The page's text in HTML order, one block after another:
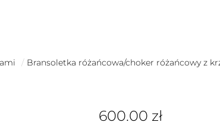
/ Bransoletka różańcowa/choker różańcowy z
600.00 zł